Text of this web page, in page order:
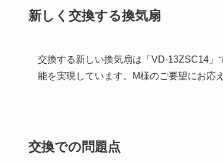
新しく交換する換気扇
交換する新しい換気扇は「VD-13ZSC14
能を実現しています。M様のご要望にお応
交換での問題点